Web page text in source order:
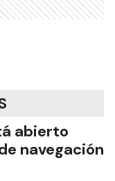
abierto
navegación